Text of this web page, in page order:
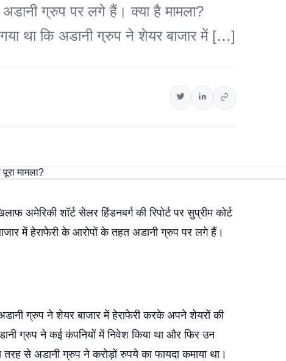
ग्रुप पर लगे हैं। क्या है मामला?
गया था कि अडानी ग्रुप ने शेयर बाजार में […]
अमेरिकी शॉर्ट सेलर हिंडनबर्ग की रिपोर्ट पर सुप्रीम कोर्ट
में हेराफेरी के आरोपों के तहत अडानी ग्रुप पर लगे हैं।
अडानी ग्रुप ने शेयर बाजार में हेराफेरी करके अपने शेयरों की
ग्रुप ने कई कंपनियों में निवेश किया था और फिर उन
से अडानी ग्रुप ने करोड़ों रुपये का फायदा कमाया था।